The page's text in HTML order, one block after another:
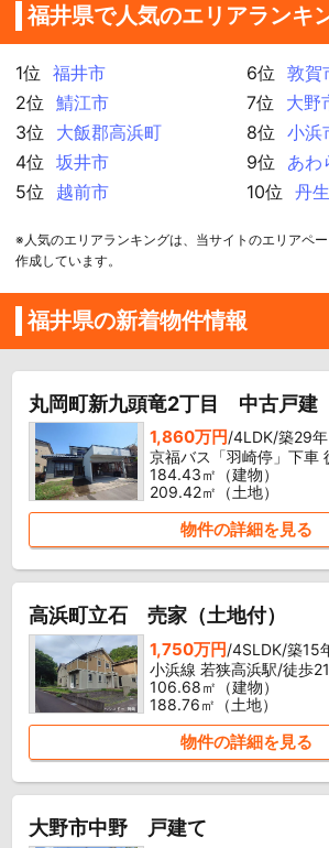
福井県で人気のエリアランキ
1位
福井市
2位
鯖江市
3位
大飯郡高浜町
4位
坂井市
5位
越前市
6位
敦賀
7位
大野
8位
小浜
9位
あわ
10位
丹
※人気のエリアランキングは、当サイトのエリアペ
作成しています。
福井県の新着物件情報
丸岡町新九頭竜2丁目 中古戸建
1,860万円/4LDK/築29年
京福バス「羽崎停」下車
184.43㎡（建物）
209.42㎡（土地）
物件の詳細を見る
高浜町立石 売家（土地付）
1,750万円/4SLDK/築15
小浜線 若狭高浜駅/徒歩
106.68㎡（建物）
188.76㎡（土地）
物件の詳細を見る
大野市中野 戸建て